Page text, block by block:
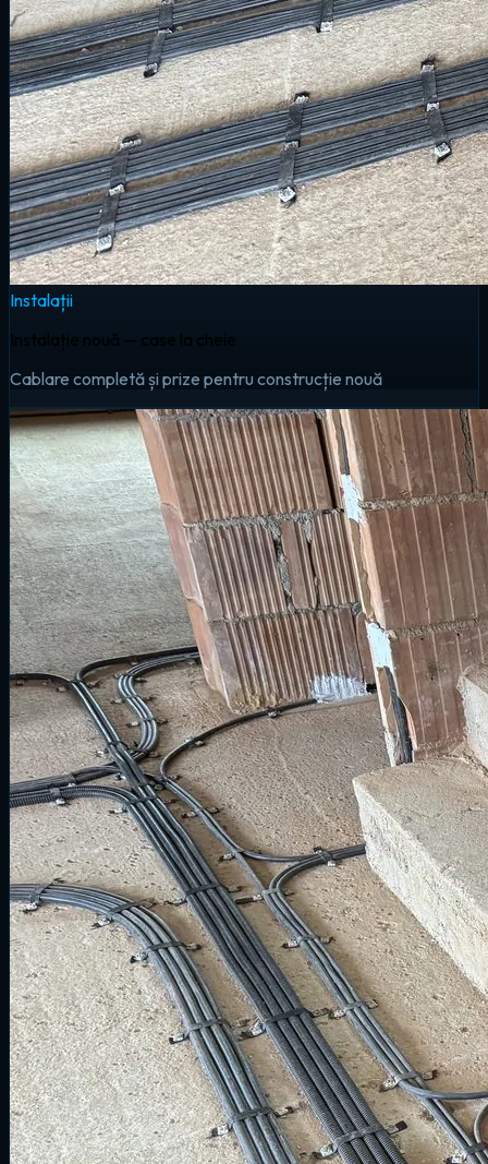
Instalații
Instalație nouă — case la cheie
Cablare completă și prize pentru construcție nouă